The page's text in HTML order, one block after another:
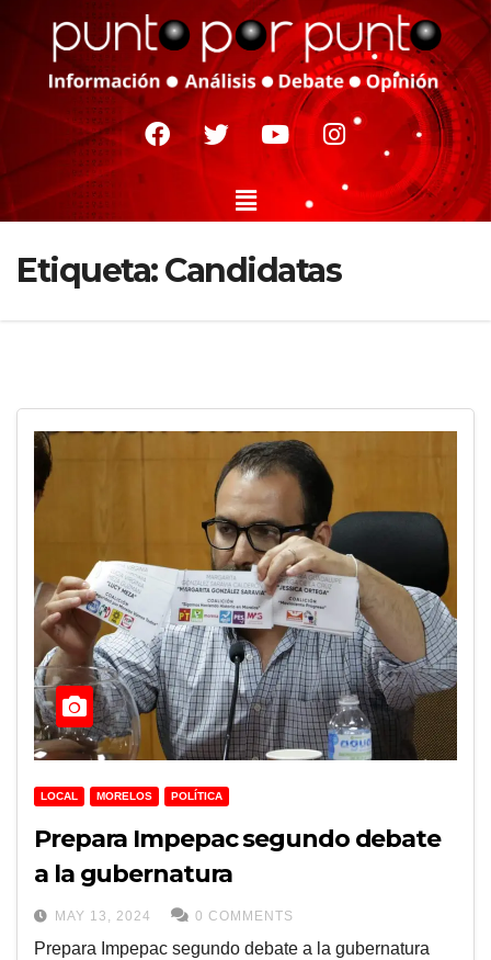
Etiqueta:Candidatas
LOCAL MORELOS POLÍTICA
Prepara Impepac segundo debate
a la gubernatura
MAY 13, 2024 0 COMMENTS
Prepara Impepac segundo debate a la gubernatura